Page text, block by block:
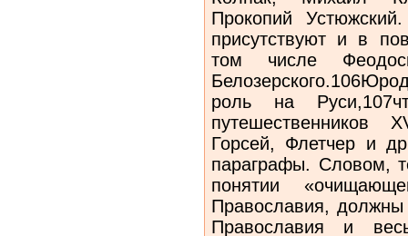
Прокопий
присутствуют и в
том числе
роль на
путешественников
Горсей, Флетчер и
параграфы. Словом,
понятии
Православия, должны
Православия и